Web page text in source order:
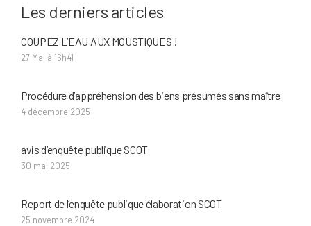
Les derniers articles
COUPEZ L’EAU AUX MOUSTIQUES !
27 Mai à 16h41
Procédure d’appréhension des biens présumés sans maître
4 décembre 2025
avis d’enquête publique SCOT
30 mai 2025
Report de l’enquête publique élaboration SCOT
25 novembre 2024